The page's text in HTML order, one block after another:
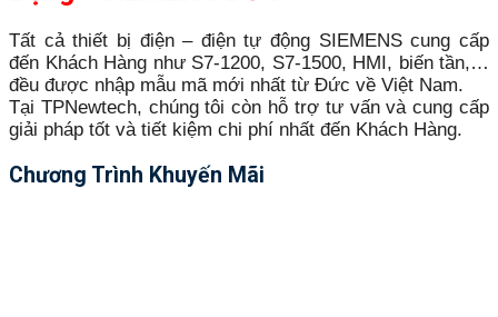
Tất cả thiết bị điện – điện tự động SIEMENS cung cấp
đến Khách Hàng như S7-1200, S7-1500, HMI, biến tần,…
đều được nhập mẫu mã mới nhất từ Đức về Việt Nam.
Tại TPNewtech, chúng tôi còn hỗ trợ tư vấn và cung cấp
giải pháp tốt và tiết kiệm chi phí nhất đến Khách Hàng.
Chương Trình Khuyến Mãi